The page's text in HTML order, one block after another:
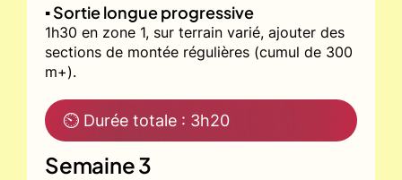
▪️ Sortie longue progressive
1h30 en zone 1, sur terrain varié, ajouter des
sections de montée régulières (cumul de 300
m+).
⏲ Durée totale : 3h20
Semaine 3